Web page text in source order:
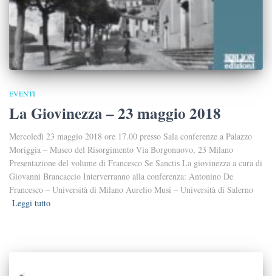
EVENTI
La Giovinezza – 23 maggio 2018
Mercoledì 23 maggio 2018 ore 17.00 presso Sala conferenze a Palazzo
Moriggia – Museo del Risorgimento Via Borgonuovo, 23 Milano
Presentazione del volume di Francesco Se Sanctis La giovinezza a cura di
Giovanni Brancaccio Interverranno alla conferenza: Antonino De
Francesco – Università di Milano Aurelio Musi – Università di Salerno
Leggi tutto